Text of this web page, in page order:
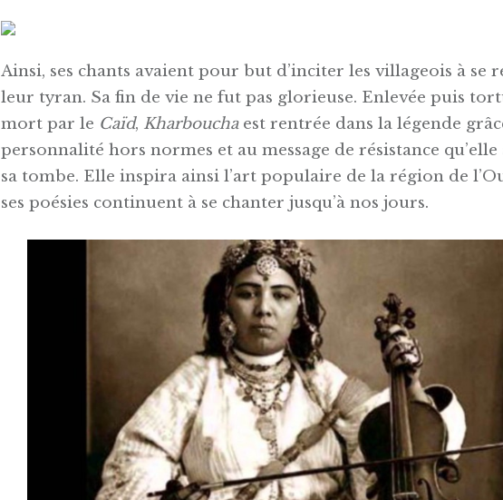
Ainsi, ses chants avaient pour but d’inciter les villageois à se
leur tyran. Sa fin de vie ne fut pas glorieuse. Enlevée puis
mort par le Caïd, Kharbouchaest rentrée dans la légende
personnalité hors normes et au message de résistance qu’elle
sa tombe. Elle inspira ainsi l’art populaire de la région de
ses poésies continuent à se chanter jusqu’à nos jours.